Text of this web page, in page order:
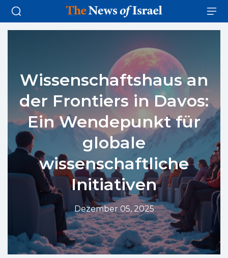
Wissenschaftshaus an
der Frontiers in Davos:
Ein Wendepunkt für
globale
wissenschaftliche
Initiativen
Dezember 05, 2025